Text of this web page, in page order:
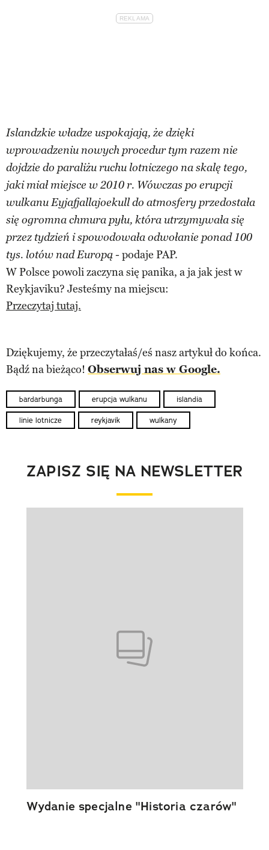
Islandzkie władze uspokajają, że dzięki
wprowadzeniu nowych procedur tym razem nie
dojdzie do paraliżu ruchu lotniczego na skalę tego,
jaki miał miejsce w 2010 r. Wówczas po erupcji
wulkanu Eyjafjallajoekull do atmosfery przedostała
się ogromna chmura pyłu, która utrzymywała się
przez tydzień i spowodowała odwołanie ponad 100
tys. lotów nad Europą - podaje PAP.
W Polsce powoli zaczyna się panika, a ja jak jest w
Reykjaviku? Jesteśmy na miejscu:
Przeczytaj tutaj.
Dziękujemy, że przeczytałaś/eś nasz artykuł do końca.
Bądź na bieżąco! Obserwuj nas w Google.
bardarbunga erupcja wulkanu islandia
linie lotnicze reykjavik wulkany
ZAPISZ SIĘ NA NEWSLETTER
Wydanie specjalne "Historia czarów"